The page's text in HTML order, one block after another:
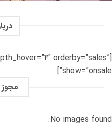
orderby=”sales”
show=”onsale”]
مجوز
No images found.